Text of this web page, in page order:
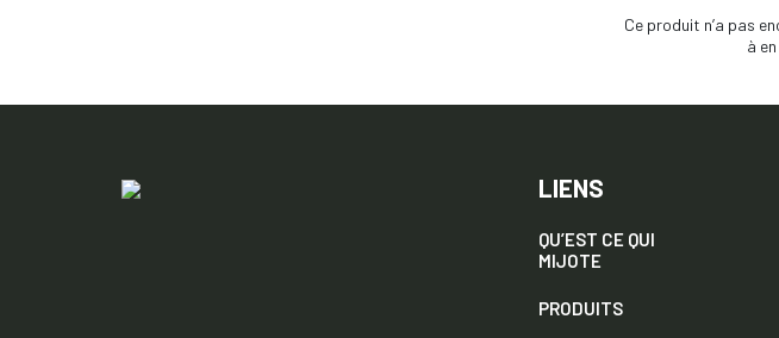
Ce produit n’a pas
à
LIENS
QU’EST CE QUI
MIJOTE
PRODUITS